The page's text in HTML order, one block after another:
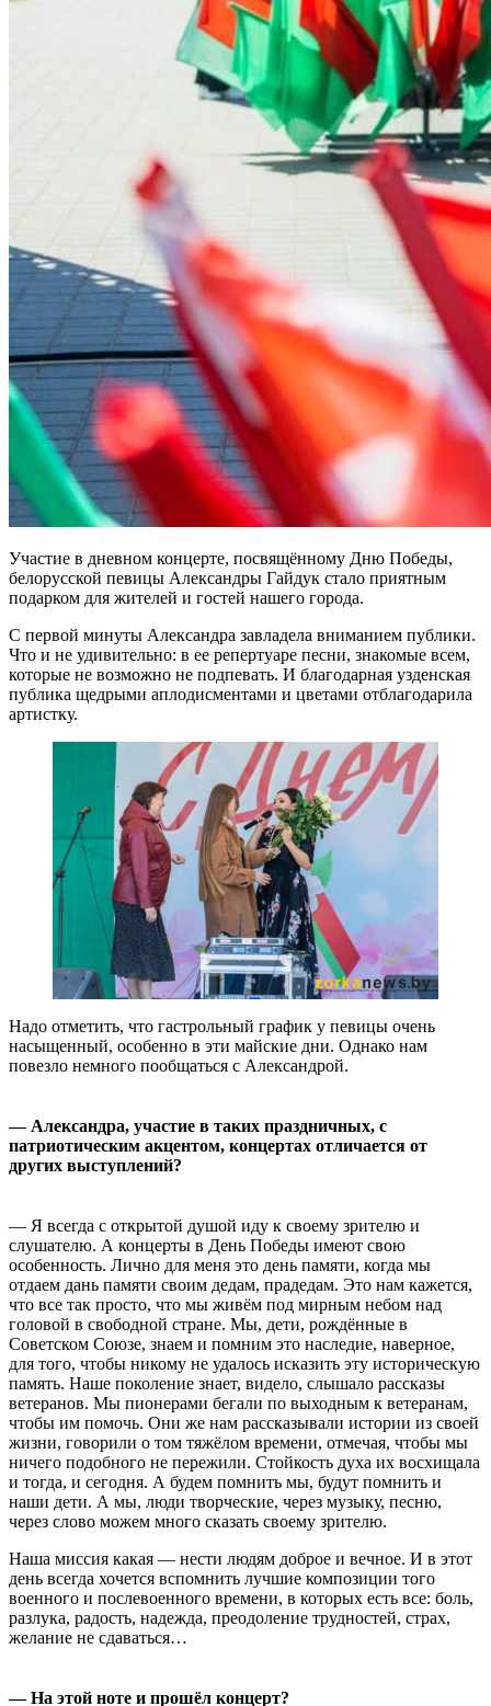
Участие в дневном концерте, посвящённому Дню Победы,
белорусской певицы Александры Гайдук стало приятным
подарком для жителей и гостей нашего города.
С первой минуты Александра завладела вниманием публики.
Что и не удивительно: в ее репертуаре песни, знакомые всем,
которые не возможно не подпевать. И благодарная узденская
публика щедрыми аплодисментами и цветами отблагодарила
артистку.
Надо отметить, что гастрольный график у певицы очень
насыщенный, особенно в эти майские дни. Однако нам
повезло немного пообщаться с Александрой.
— Александра, участие в таких праздничных, с
патриотическим акцентом, концертах отличается от
других выступлений?
— Я всегда с открытой душой иду к своему зрителю и
слушателю. А концерты в День Победы имеют свою
особенность. Лично для меня это день памяти, когда мы
отдаем дань памяти своим дедам, прадедам. Это нам кажется,
что все так просто, что мы живём под мирным небом над
головой в свободной стране. Мы, дети, рождённые в
Советском Союзе, знаем и помним это наследие, наверное,
для того, чтобы никому не удалось исказить эту историческую
память. Наше поколение знает, видело, слышало рассказы
ветеранов. Мы пионерами бегали по выходным к ветеранам,
чтобы им помочь. Они же нам рассказывали истории из своей
жизни, говорили о том тяжёлом времени, отмечая, чтобы мы
ничего подобного не пережили. Стойкость духа их восхищала
и тогда, и сегодня. А будем помнить мы, будут помнить и
наши дети. А мы, люди творческие, через музыку, песню,
через слово можем много сказать своему зрителю.
Наша миссия какая — нести людям доброе и вечное. И в этот
день всегда хочется вспомнить лучшие композиции того
военного и послевоенного времени, в которых есть все: боль,
разлука, радость, надежда, преодоление трудностей, страх,
желание не сдаваться…
— На этой ноте и прошёл концерт?